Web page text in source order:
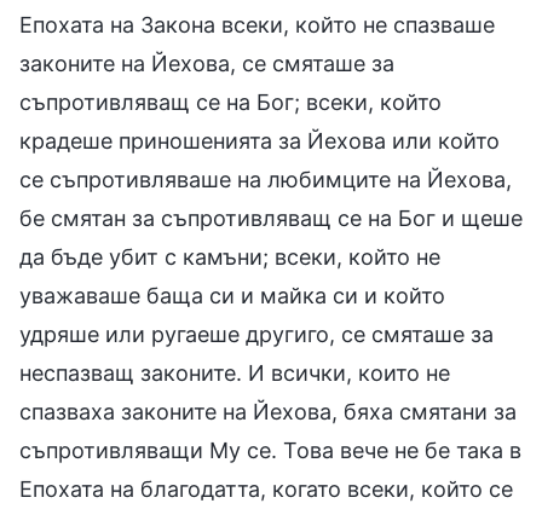
Епохата на Закона всеки, който не спазваше
законите на Йехова, се смяташе за
съпротивляващ се на Бог; всеки, който
крадеше приношенията за Йехова или който
се съпротивляваше на любимците на Йехова,
бе смятан за съпротивляващ се на Бог и щеше
да бъде убит с камъни; всеки, който не
уважаваше баща си и майка си и който
удряше или ругаеше другиго, се смяташе за
неспазващ законите. И всички, които не
спазваха законите на Йехова, бяха смятани за
съпротивляващи Му се. Това вече не бе така в
Епохата на благодатта, когато всеки, който се